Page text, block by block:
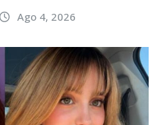
Ago 4, 2026